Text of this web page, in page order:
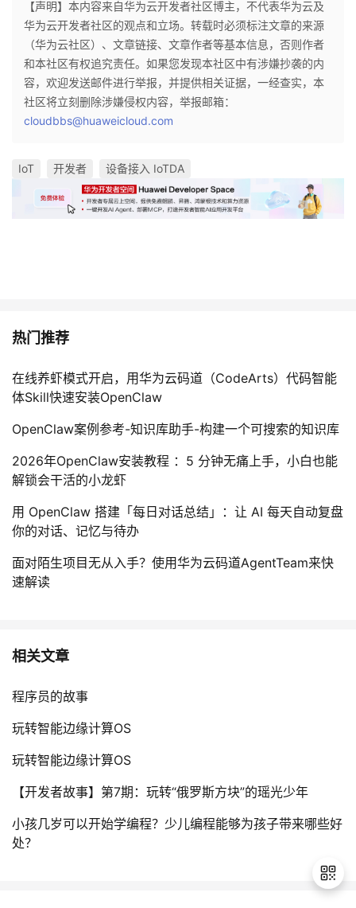
【声明】本内容来自华为云开发者社区博主，不代表华为云及
华为云开发者社区的观点和立场。转载时必须标注文章的来源
（华为云社区）、文章链接、文章作者等基本信息，否则作者
和本社区有权追究责任。如果您发现本社区中有涉嫌抄袭的内
容，欢迎发送邮件进行举报，并提供相关证据，一经查实，本
社区将立刻删除涉嫌侵权内容，举报邮箱：
cloudbbs@huaweicloud.com
IoT 开发者 设备接入 IoTDA
热门推荐
在线养虾模式开启，用华为云码道（CodeArts）代码智能
体Skill快速安装OpenClaw
OpenClaw案例参考-知识库助手-构建一个可搜索的知识库
2026年OpenClaw安装教程 ：5 分钟无痛上手，小白也能
解锁会干活的小龙虾
用 OpenClaw 搭建「每日对话总结」：让 AI 每天自动复盘
你的对话、记忆与待办
面对陌生项目无从入手？使用华为云码道AgentTeam来快
速解读
相关文章
程序员的故事
玩转智能边缘计算OS
玩转智能边缘计算OS
【开发者故事】第7期：玩转“俄罗斯方块”的瑶光少年
小孩几岁可以开始学编程？少儿编程能够为孩子带来哪些好
处？